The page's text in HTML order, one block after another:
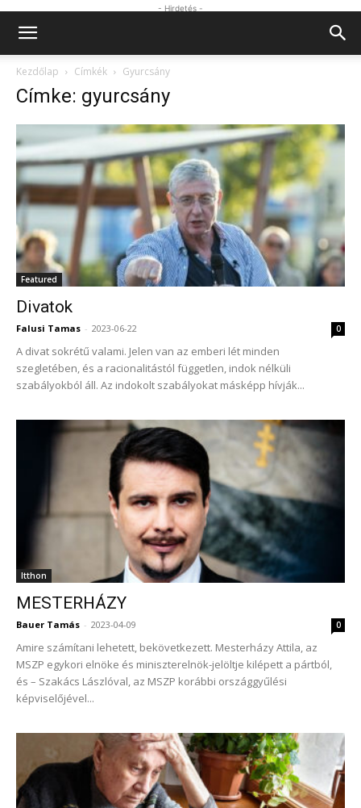
- Hirdetés -
Kezdőlap Címkék Gyurcsány
Címke: gyurcsány
Featured
Divatok
Falusi Tamas - 2023-06-22 0
A divat sokrétű valami. Jelen van az emberi lét minden
szegletében, és a racionalitástól független, indok nélküli
szabályokból áll. Az indokolt szabályokat másképp hívják...
Itthon
MESTERHÁZY
Bauer Tamás - 2023-04-09 0
Amire számítani lehetett, bekövetkezett. Mesterházy Attila, az
MSZP egykori elnöke és miniszterelnök-jelöltje kilépett a pártból,
és – Szakács Lászlóval, az MSZP korábbi országgyűlési
képviselőjével...